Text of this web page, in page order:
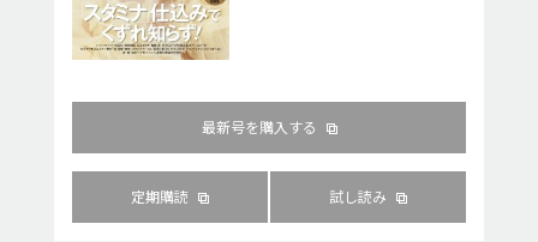
最新号を購入する
定期購読 試し読み